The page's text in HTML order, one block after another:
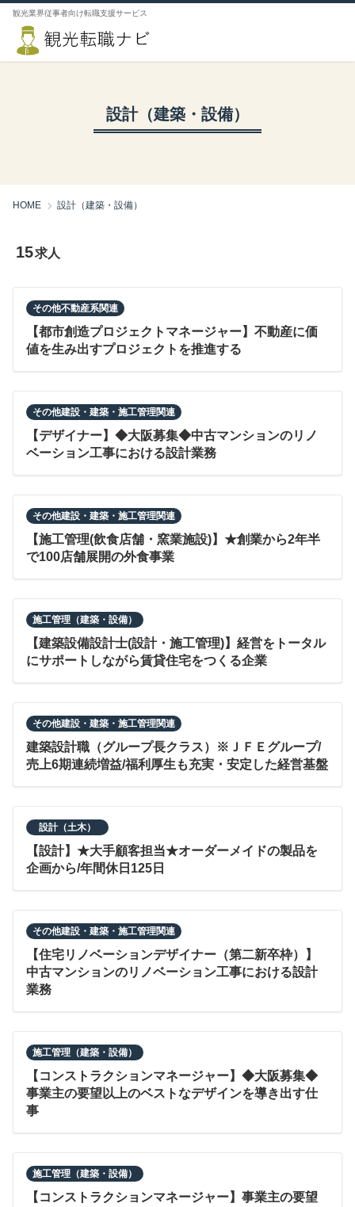
観光業界従事者向け転職支援サービス
設計（建築・設備）
HOME 設計（建築・設備）
15求人
その他不動産系関連
【都市創造プロジェクトマネージャー】不動産に価
値を生み出すプロジェクトを推進する
その他建設・建築・施工管理関連
【デザイナー】◆大阪募集◆中古マンションのリノ
ベーション工事における設計業務
その他建設・建築・施工管理関連
【施工管理(飲食店舗・窯業施設)】★創業から2年半
で100店舗展開の外食事業
施工管理（建築・設備）
【建築設備設計士(設計・施工管理)】経営をトータル
にサポートしながら賃貸住宅をつくる企業
その他建設・建築・施工管理関連
建築設計職（グループ長クラス）※ＪＦＥグループ/
売上6期連続増益/福利厚生も充実・安定した経営基盤
設計（土木）
【設計】★大手顧客担当★オーダーメイドの製品を
企画から/年間休日125日
その他建設・建築・施工管理関連
【住宅リノベーションデザイナー（第二新卒枠）】
中古マンションのリノベーション工事における設計
業務
施工管理（建築・設備）
【コンストラクションマネージャー】◆大阪募集◆
事業主の要望以上のベストなデザインを導き出す仕
事
施工管理（建築・設備）
【コンストラクションマネージャー】事業主の要望